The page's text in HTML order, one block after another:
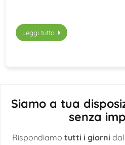
Leggi tutto
Siamo a tua
senza
Rispondiamo tutti i giorni